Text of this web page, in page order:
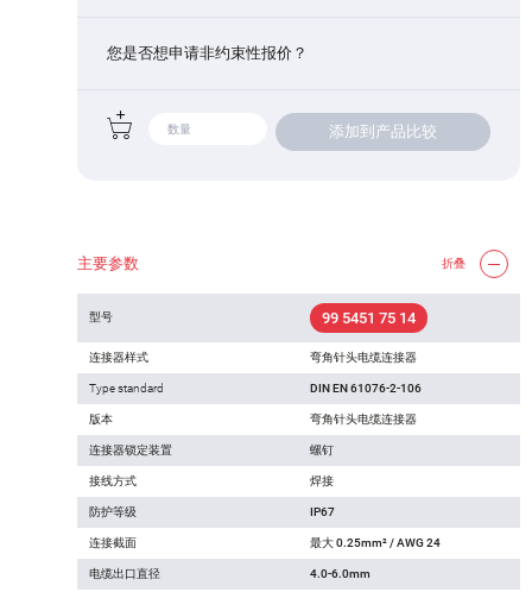
您是否想申请非约束性报价？
添加到产品比较
主要参数 折叠
型号 99 5451 75 14
连接器样式 弯角针头电缆连接器
Type standard DIN EN 61076-2-106
版本 弯角针头电缆连接器
连接器锁定装置 螺钉
接线方式 焊接
防护等级 IP67
连接截面 最大 0.25mm² / AWG 24
电缆出口直径 4.0-6.0mm